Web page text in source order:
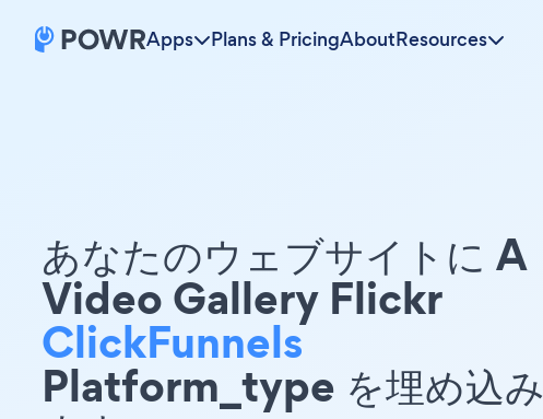
Apps Plans & PricingAboutResources
あなたのウェブサイトに A
Video Gallery Flickr
ClickFunnels
Platform_type を埋め込み